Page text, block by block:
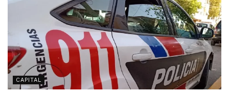
CAPITAL